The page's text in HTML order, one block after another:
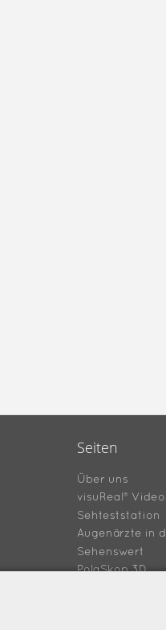
Seiten
Über uns
visuReal®
Sehteststation
Augenärzte in
Sehenswert
PolaSkop 3D